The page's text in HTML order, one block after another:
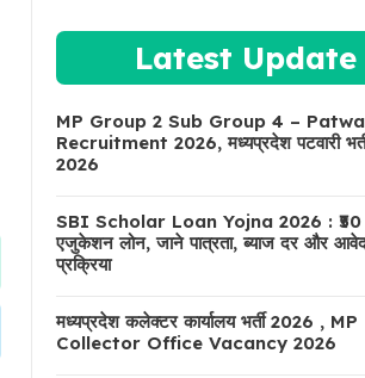
Latest Update
MP Group 2 Sub Group 4 –
Recruitment 2026, मध्यप्रदेश पटवारी भर्ती
2026
SBI Scholar Loan Yojna 2026 :
एजुकेशन लोन, जाने पात्रता, ब्याज दर और
प्रक्रिया
मध्यप्रदेश कलेक्टर कार्यालय भर्ती 2026 , MP
Collector Office Vacancy 2026